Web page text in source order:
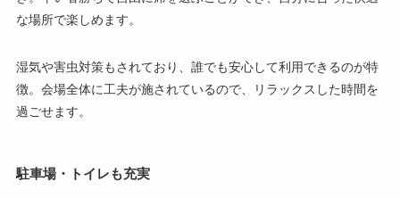
な場所で楽しめます。
湿気や害虫対策もされており、誰でも安心して利用できるのが特
徴。会場全体に工夫が施されているので、リラックスした時間を
過ごせます。
駐車場・トイレも充実